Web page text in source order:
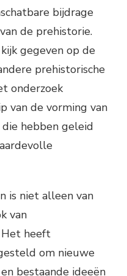
bijdrage
de prehistorie.
gegeven op de
prehistorische
onderzoek
van de vorming van
hebben geleid
is niet alleen van
van
Het heeft
om nieuwe
bestaande ideeën